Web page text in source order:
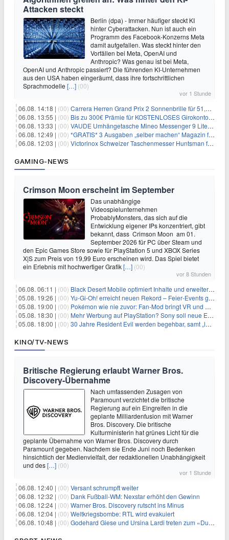
Attacken steckt
Berlin (dpa) - Immer häufiger steckt KI
hinter Cyberattacken. Nun ist auch ein
Programm des Facebook-Konzerns Meta
damit aufgefallen. Was steckt hinter den
Vorfällen bei Meta, OpenAI und
Anthropic? Was genau ist bei Meta,
OpenAI und Anthropic passiert? Die führenden KI-Unternehmen
aus den USA haben eingeräumt, dass ihre fortschrittlichen
Sprachmodelle […] (00)
vor 1 Stunde
06.08. 14:18 | (00) Carrera Herren Grand Prix 2 Sonnenbrille für 51,55€
06.08. 13:55 | (00) Bis zu 300€ Prämie für KOSTENLOSES Girokonto bei der Santander – 50€ schon nach 1 Woche!
06.08. 13:33 | (00) VAUDE Umhängetasche Mineo Messenger 9 Liter für 26,89€
06.08. 12:49 | (00) *GRATIS* 3 Ausgaben „selber machen“ Magazin für 0€ (statt 13,35€)
06.08. 12:03 | (00) Victorinox Schweizer Taschenmesser Huntsman für 32,99€
GAMING-NEWS
Crimson Moon erscheint im September
Das unabhängige
Videospielunternehmen
ProbablyMonsters, das sich auf die
Entwicklung eigener IPs konzentriert, gibt
bekannt, dass Crimson Moon am 01.
September 2026 für PC über Steam und
den Epic Games Store sowie für PlayStation 5 und XBOX Series
X|S zum Preis von 19,99 Euro erscheinen wird. Das Spiel bietet
ein Erlebnis mit hochwertiger Grafik[…] (00)
vor 8 Stunden
06.08. 06:11 | (00) Black Desert Mobile optimiert Inhalte und erweitert Treasure Access
05.08. 19:26 | (00) Yu‑Gi‑Oh! erreicht neuen Rekord – Feier‑Events gestartet
05.08. 19:00 | (00) Pokémon wie nie zuvor: Fan-Mod bringt VR und Ego-Perspektive nach Kanto
05.08. 18:30 | (00) Mehr Werbung auf PlayStation? Sony soll neue Einnahmequellen prüfen
05.08. 18:00 | (00) 30 Jahre Resident Evil werden begehbar, samt „lebensgroßem Leon“
KINO/TV-NEWS
Britische Regierung erlaubt Warner Bros.
Discovery-Übernahme
Nach umfassenden Zusagen von
Paramount verzichtet die britische
Regierung auf ein Eingreifen in die
geplante Milliardenfusion mit Warner
Bros. Discovery. Die britische
Kulturministerin hat grünes Licht für die
geplante Übernahme von Warner Bros. Discovery durch
Paramount gegeben. Nachdem sie Ende Juni noch Bedenken
hinsichtlich der Medienvielfalt, der redaktionellen Unabhängigkeit
und des[…] (00)
vor 1 Stunde
06.08. 12:40 | (00) Versant schrumpft weiter
06.08. 12:32 | (00) Dank Fußball-WM: Nexstar erhöht den Gewinn
06.08. 12:24 | (00) Warner Bros. Discovery rutscht ins Minus
06.08. 12:04 | (00) Weltkriegsbombe: RTL wird evakuiert
06.08. 10:48 | (00) Godehard Giese und Ursina Lardi treten zum «Duell» an